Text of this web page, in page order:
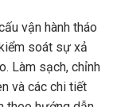
vận hành tháo
soát sự xả
Làm sạch, chỉnh
và các chi tiết